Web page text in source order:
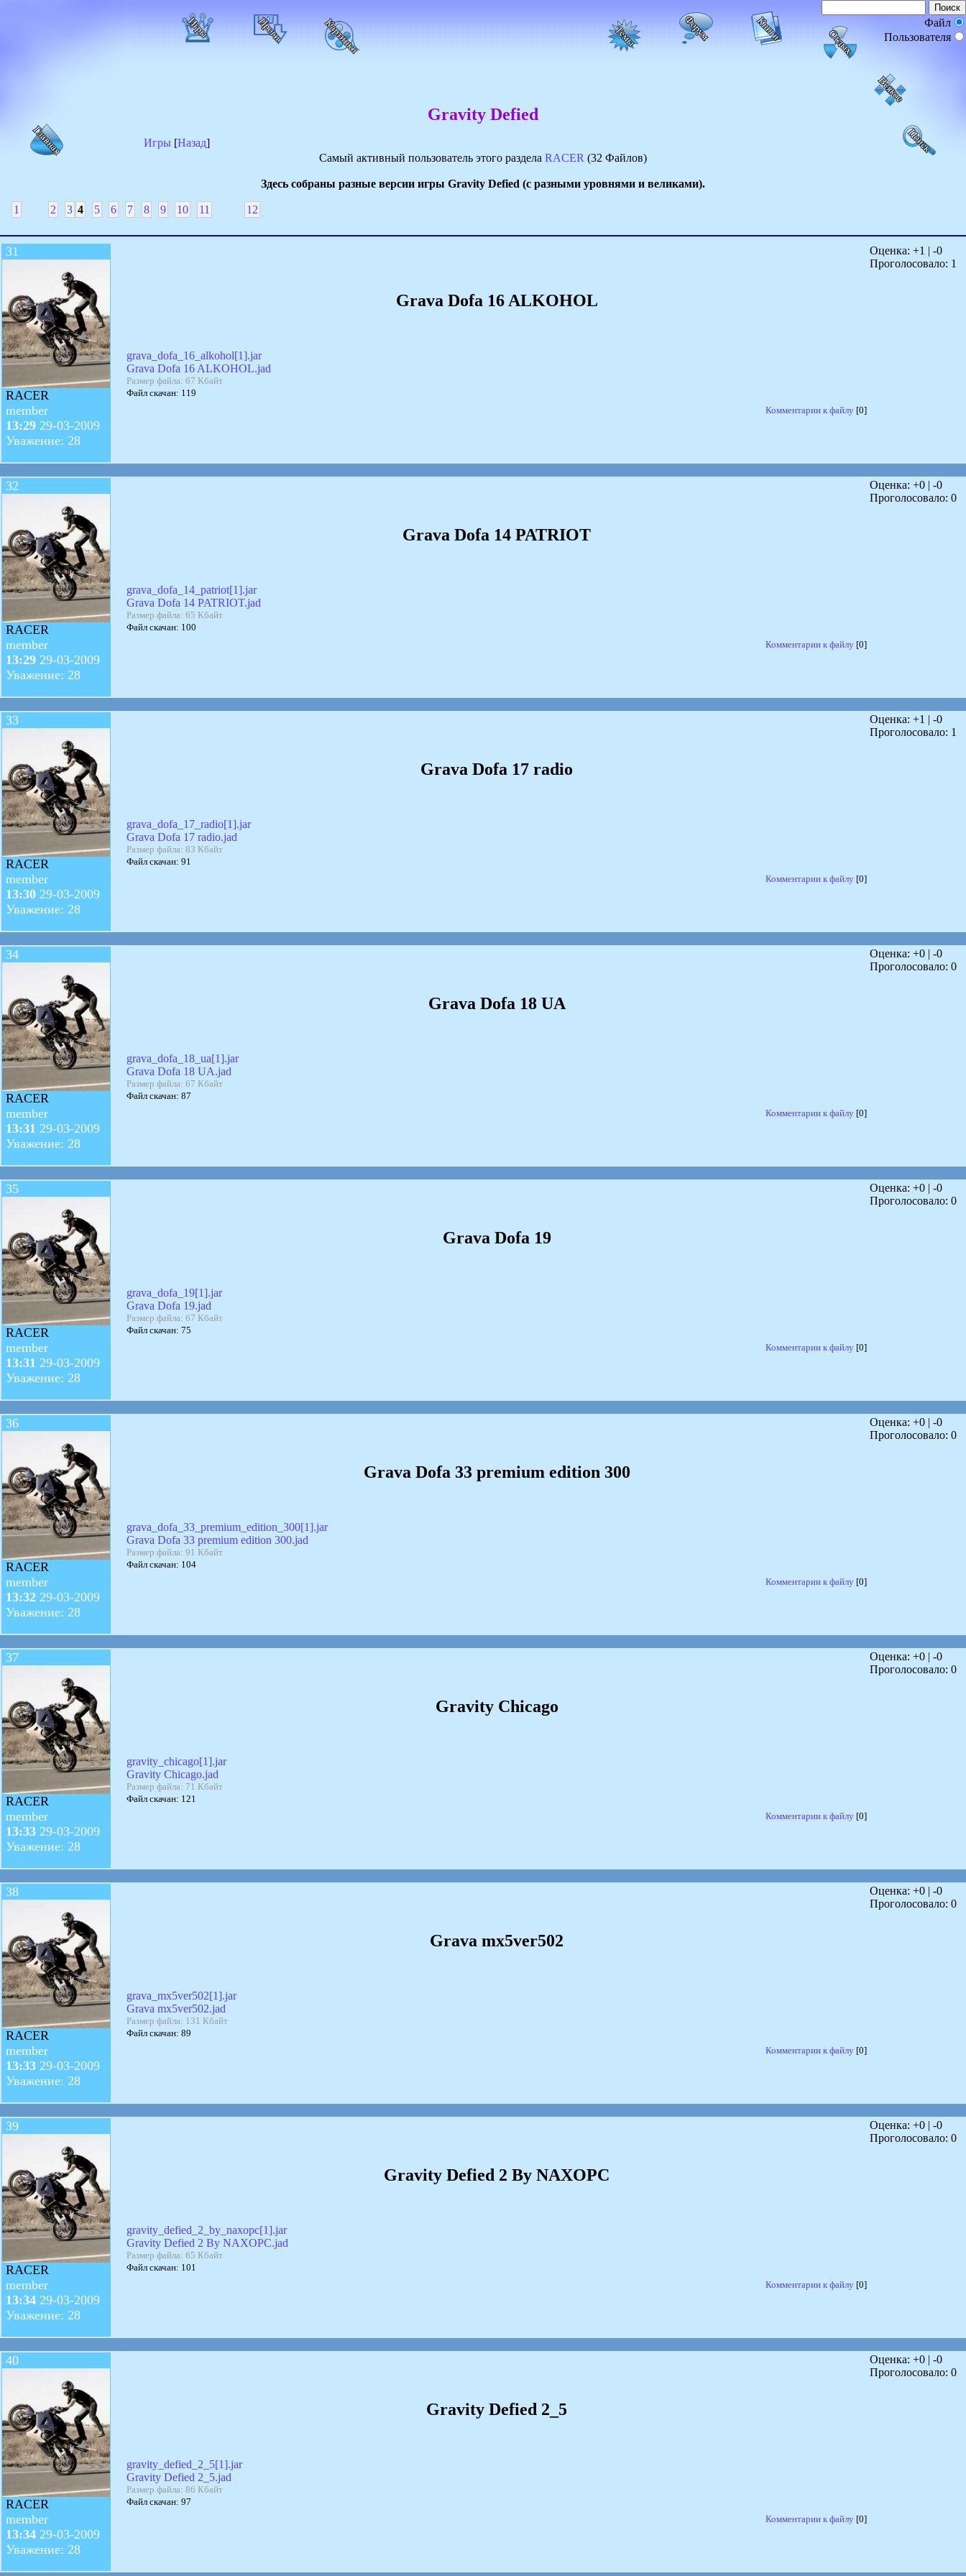
Файл
Пользователя
Игры [Назад]
Gravity Defied
Самый активный пользователь этого раздела RACER (32 Файлов)
Здесь собраны разные версии игры Gravity Defied (c разными уровнями и великами).
1 2 3 4 5 6 7 8 9 10 11 12
31
RACER
member
13:29 29-03-2009
Уважение: 28
Grava Dofa 16 ALKOHOL
grava_dofa_16_alkohol[1].jar
Grava Dofa 16 ALKOHOL.jad
Размер файла: 67 Кбайт
Файл скачан: 119
Комментарии к файлу [0]
Оценка: +1 | -0
Проголосовало: 1
32
RACER
member
13:29 29-03-2009
Уважение: 28
Grava Dofa 14 PATRIOT
grava_dofa_14_patriot[1].jar
Grava Dofa 14 PATRIOT.jad
Размер файла: 65 Кбайт
Файл скачан: 100
Комментарии к файлу [0]
Оценка: +0 | -0
Проголосовало: 0
33
RACER
member
13:30 29-03-2009
Уважение: 28
Grava Dofa 17 radio
grava_dofa_17_radio[1].jar
Grava Dofa 17 radio.jad
Размер файла: 83 Кбайт
Файл скачан: 91
Комментарии к файлу [0]
Оценка: +1 | -0
Проголосовало: 1
34
RACER
member
13:31 29-03-2009
Уважение: 28
Grava Dofa 18 UA
grava_dofa_18_ua[1].jar
Grava Dofa 18 UA.jad
Размер файла: 67 Кбайт
Файл скачан: 87
Комментарии к файлу [0]
Оценка: +0 | -0
Проголосовало: 0
35
RACER
member
13:31 29-03-2009
Уважение: 28
Grava Dofa 19
grava_dofa_19[1].jar
Grava Dofa 19.jad
Размер файла: 67 Кбайт
Файл скачан: 75
Комментарии к файлу [0]
Оценка: +0 | -0
Проголосовало: 0
36
RACER
member
13:32 29-03-2009
Уважение: 28
Grava Dofa 33 premium edition 300
grava_dofa_33_premium_edition_300[1].jar
Grava Dofa 33 premium edition 300.jad
Размер файла: 91 Кбайт
Файл скачан: 104
Комментарии к файлу [0]
Оценка: +0 | -0
Проголосовало: 0
37
RACER
member
13:33 29-03-2009
Уважение: 28
Gravity Chicago
gravity_chicago[1].jar
Gravity Chicago.jad
Размер файла: 71 Кбайт
Файл скачан: 121
Комментарии к файлу [0]
Оценка: +0 | -0
Проголосовало: 0
38
RACER
member
13:33 29-03-2009
Уважение: 28
Grava mx5ver502
grava_mx5ver502[1].jar
Grava mx5ver502.jad
Размер файла: 131 Кбайт
Файл скачан: 89
Комментарии к файлу [0]
Оценка: +0 | -0
Проголосовало: 0
39
RACER
member
13:34 29-03-2009
Уважение: 28
Gravity Defied 2 By NAXOPC
gravity_defied_2_by_naxopc[1].jar
Gravity Defied 2 By NAXOPC.jad
Размер файла: 65 Кбайт
Файл скачан: 101
Комментарии к файлу [0]
Оценка: +0 | -0
Проголосовало: 0
40
RACER
member
13:34 29-03-2009
Уважение: 28
Gravity Defied 2_5
gravity_defied_2_5[1].jar
Gravity Defied 2_5.jad
Размер файла: 86 Кбайт
Файл скачан: 97
Комментарии к файлу [0]
Оценка: +0 | -0
Проголосовало: 0